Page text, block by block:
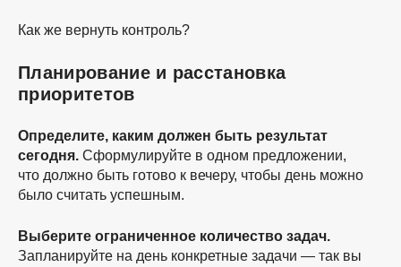
Как же вернуть контроль?
Планирование и расстановка
приоритетов
Определите, каким должен быть результат
сегодня. Сформулируйте в одном предложении,
что должно быть готово к вечеру, чтобы день можно
было считать успешным.
Выберите ограниченное количество задач.
Запланируйте на день конкретные задачи — так вы